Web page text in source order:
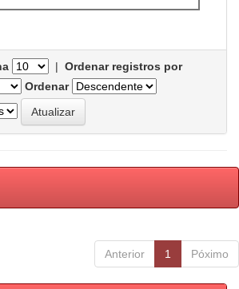
| Ordenar registros por
Ordenar
Anterior 1 Póximo